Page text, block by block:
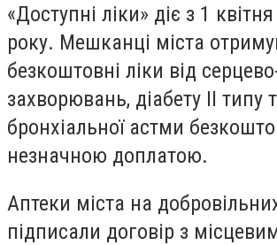
«Доступні ліки» діє з 1
року. Мешканці міста
безкоштовні ліки від
захворювань, діабету ІІ типу
бронхіальної астми
незначною доплатою.
Аптеки міста на
підписали договір з